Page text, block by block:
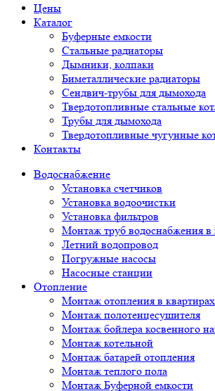
Цены
Каталог
Буферные емкости
Стальные радиаторы
Дымники, колпаки
Биметаллические радиаторы
Сендвич-трубы для дымохода
Твердотопливные стальные
Трубы для дымохода
Твердотопливные чугунные
Контакты
Водоснабжение
Установка счетчиков
Установка водоочистки
Установка фильтров
Монтаж труб водоснабжения в
Летний водопровод
Погружные насосы
Насосные станции
Отопление
Монтаж отопления в
Монтаж полотенцесушителя
Монтаж бойлера косвенного
Монтаж котельной
Монтаж батарей отопления
Монтаж теплого пола
Монтаж Буферной емкости